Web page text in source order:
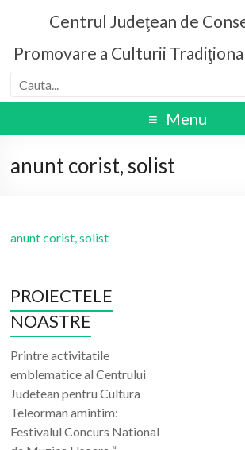
Centrul Judeţean de
Promovare a Culturii
Menu
anunt corist, solist
anunt corist, solist
PROIECTELE
NOASTRE
Printre activitatile
emblematice al Centrului
Judetean pentru Cultura
Teleorman amintim:
Festivalul Concurs National